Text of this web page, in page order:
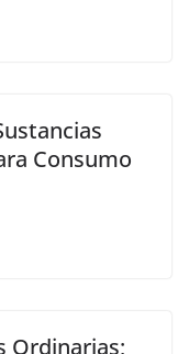
Consumo
Ordinarias;